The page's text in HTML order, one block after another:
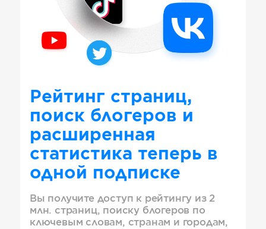
Рейтинг страниц,
поиск блогеров и
расширенная
статистика теперь в
одной подписке
Вы получите доступ к рейтингу из 2
млн. страниц, поиску блогеров по
ключевым словам, странам и городам,